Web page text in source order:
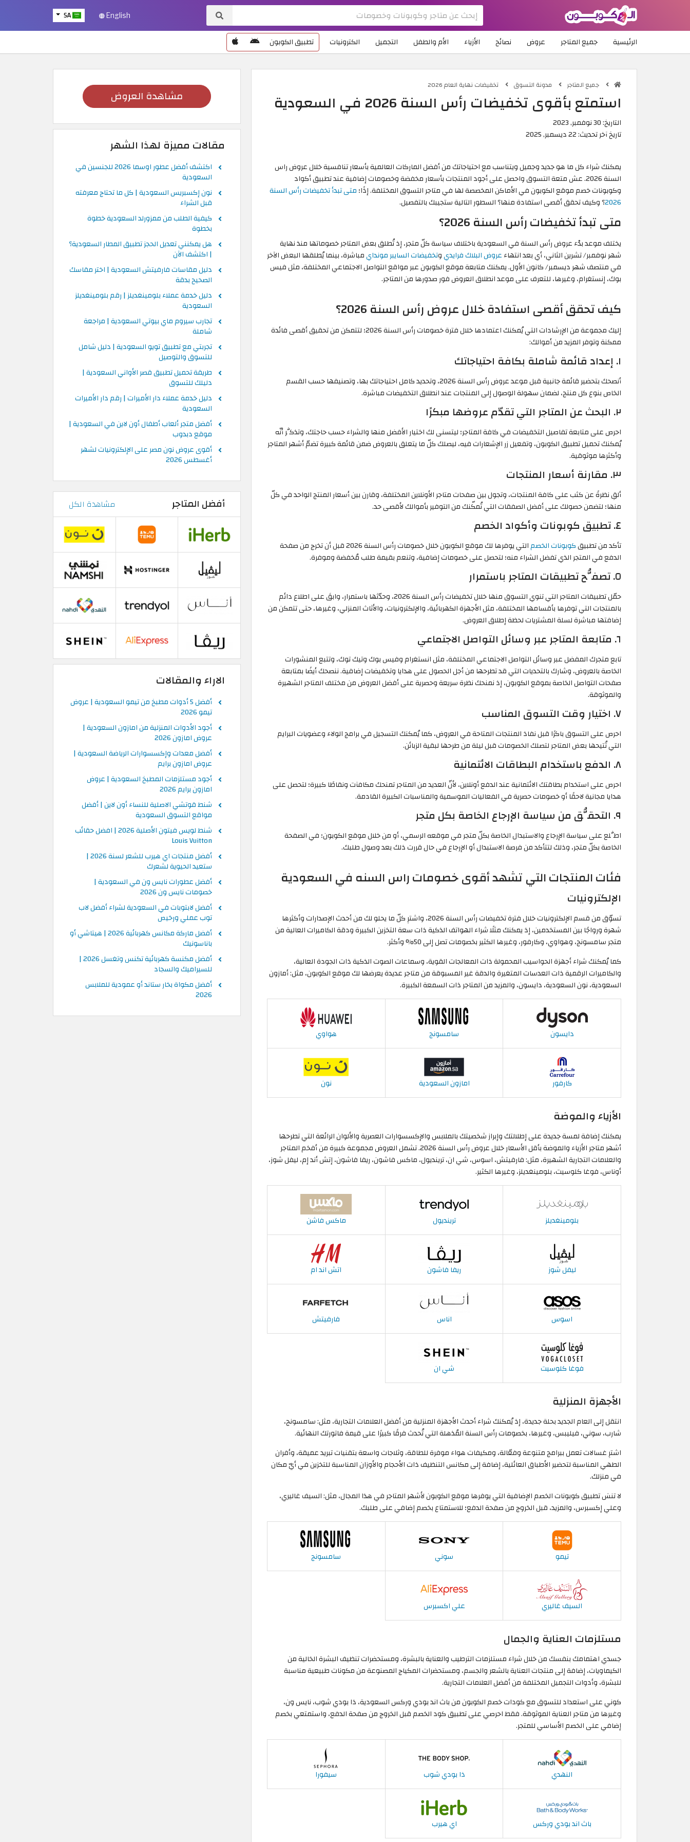
SA English
الرئيسية جميع المتاجر عروض نصائح الأزياء الأم والطفل التجميل الكترونيات تطبيق الكوبون
جميع المتاجر مدونة التسوق تخفيضات نهاية العام 2026
استمتع بأقوى تخفيضات رأس السنة 2026 في السعودية
التاريخ:30 نوفمبر, 2023
تاريخ آخر تحديث:22 ديسمبر, 2025
يمكنك شراء كل ما هو جديد وجميل ويتناسب مع احتياجاتك من أفضل الماركات العالمية بأسعار تنافسية خلال عروض راس
السنة 2026. عش متعة التسوق واحصل على أجود المنتجات بأسعار مخفضة وخصومات إضافية عند تطبيق أكواد
وكوبونات خصم موقع الكوبون في الأماكن المخصصة لها في متاجر التسوق المختلفة. إذًا؛ متى تبدأ تخفيضات رأس السنة
2026؟ وكيف تحقق أقصى استفادة منها؟ السطور التالية ستجيبك بالتفصيل.
متى تبدأ تخفيضات رأس السنة 2026؟
يختلف موعد بدْء عروض رأس السنة في السعودية باختلاف سياسة كلّ متجر، إذ تُطلق بعض المتاجر خصوماتها منذ نهاية
شهر نوفمبر/ تشرين الثاني، أي بعد انتهاء عروض البلاك فرايديوتخفيضات السايبر موندايمباشرة، بينما يُطلقها البعض الآخر
في منتصف شهر ديسمبر/ كانون الأول. يمكنك متابعة موقع الكوبون عبر مواقع التواصل الاجتماعي المختلفة، مثل فيس
بوك، إنستغرام، وغيرها، للتعرف على موعد انطلاق العروض فور صدورها من المتاجر.
كيف تحقق أقصى استفادة خلال عروض رأس السنة 2026؟
إليك مجموعة من الإرشادات التي يُمكنك اعتمادها خلال فترة خصومات رأس السنة 2026؛ لتتمكن من تحقيق أقصى فائدة
ممكنة وتوفر المزيد من أموالك:
١. إعداد قائمة شاملة بكافة احتياجاتك
أنصحك بتحضير قائمة جانبية قبل موعد عروض رأس السنة 2026، وتحديد كامل احتياجاتك بها، وتصنيفها حسب القسم
الخاص بنوع كل منتج، لضمان سهولة الوصول إلى المنتجات عند انطلاق التخفيضات مباشرة.
٢. البحث عن المتاجر التي تقدّم عروضها مبكرًا
احرص على متابعة تفاصيل التخفيضات في كافة المتاجر؛ ليتسنى لك اختيار الأفضل منها والشراء حسب حاجتك، وتذكَّر أنّه
يُمكنك تحميل تطبيق الكوبون، وتفعيل زر الإشعارات فيه، ليصلك كلّ ما يتعلق بالعروض ضمن قائمة كبيرة تضمّ أشهر المتاجر
وأكثرها موثوقية.
٣. مقارنة أسعار المنتجات
ألقِ نظرةً عن كثب على كافة المنتجات، وتجول بين صفحات متاجر الأونلاين المختلفة، وقارن بين أسعار المنتج الواحد في كلّ
منها؛ لتضمن حصولك على أفضل الصفقات التي تُمكّنك من التوفير بأموالك لأقصى حد.
٤. تطبيق كوبونات وأكواد الخصم
تأكد من تطبيقكوبونات الخصم
التي يوفرها لك موقع الكوبون خلال خصومات رأس السنة 2026 قبل أن تخرج من صفحة
الدفع في المتجر الذي تفضل الشراء منه؛ لتحصل على خصومات إضافية، وتنعم بقيمة طلب مُخفضة وموفرة.
٥. تصفُّح تطبيقات المتاجر باستمرار
حمّل تطبيقات المتاجر التي تنوي التسوق منها خلال تخفيضات رأس السنة 2026، وحدّثها باستمرار، وابقَ على اطلاع دائم
بالمنتجات التي توفرها بأقسامها المختلفة، مثل الأجهزة الكهربائية، والإلكترونيات، والأثاث المنزلي، وغيرها، حتى تتمكن من
إضافتها مباشرة لسلة المشتريات لحظة إطلاق العروض.
٦. متابعة المتاجر عبر وسائل التواصل الاجتماعي
تابع متجرك المفضل عبر وسائل التواصل الاجتماعي المختلفة، مثل انستغرام وفيس بوك وتيك توك، وتتبع المنشورات
الخاصة بالعروض، وشارك بالتحديات التي قد تطرحها من أجل الحصول على هدايا وتخفيضات إضافية. ننصحك أيضًا بمتابعة
صفحات التواصل الخاصة بموقع الكوبون، إذ نمنحك نظرة سريعة وحصرية على أفضل العروض من مختلف المتاجر الشهيرة
والموثوقة.
٧. اختيار وقت التسوق المناسب
احرص على التسوق باكرًا قبل نفاذ المنتجات المتاحة في العروض، كما يُمكنك التسجيل في برامج الولاء وعضويات البرايم
التي تُتيحها بعض المتاجر لتصلك الخصومات قبل ليلة من طرحها لبقية الزبائن.
٨. الدفع باستخدام البطاقات الائتمانية
احرص على استخدام بطاقتك الائتمانية عند الدفع أونلاين، لأنّ العديد من المتاجر تمنحك مكافآت ونقاطًا كبيرة؛ لتحصل على
هدايا مجانية لاحقًا أو خصومات حصرية في الفعاليات الموسمية والمناسبات الكبيرة القادمة.
٩. التحقُّق من سياسة الإرجاع الخاصة بكل متجر
اطَّلع على سياسة الإرجاع والاستبدال الخاصة بكلّ متجر في موقعه الرسمي، أو من خلال موقع الكوبون؛ في الصفحة
الخاصة بكلّ متجر، وذلك لتتأكد من فرصة الاستبدال أو الإرجاع في حال قررت ذلك بعد وصول طلبك.
فئات المنتجات التي تشهد أقوى خصومات راس السنه في السعودية
الإلكترونيات
تسوّق من قسم الإلكترونيات خلال فترة تخفيضات رأس السنة 2026، واشترِ كلّ ما يحلو لك من أحدث الإصدارات وأكثرها
شهرة ورواجًا بين المستخدمين، إذ يمكنك مثلًا شراء الهواتف الذكية ذات سعة التخزين الكبيرة ودقة الكاميرات العالية من
متجر سامسونج، وهواوي، وكارفور، وغيرها الكثير بخصومات تصل إلى 50% وأكثر.
كما يُمكنك شراء أجهزة الحواسيب المحمولة ذات المعالجات القوية، وسماعات الصوت الذكية ذات الجودة العالية،
والكاميرات الرقمية ذات العدسات المتغيرة والدقة غير المسبوقة من متاجر عديدة يعرضها لك موقع الكوبون، مثل: أمازون
السعودية، نون السعودية، دايسون، والمزيد من المتاجر ذات السمعة الكبيرة.
دايسون سامسونج هواوي
كارفور امازون السعودية نون
الأزياء والموضة
يمكنك إضافة لمسة جديدة على إطلالتك وإبراز شخصيتك بالملابس والإكسسوارات العصرية والألوان الرائعة التي تطرحها
أشهر متاجر الأزياء والموضة بأقل الأسعار خلال عروض رأس السنة 2026. تشمل العروض مجموعة كبيرة من أفخم المتاجر
والعلامات التجارية الشهيرة، مثل: فارفيتش، اسوس، شي ان، ترينديول، ماكس فاشون، ريفا فاشون، إتش أند إم، ليفل شوز،
أوناس، فوغا كلوسيت، بلومينغديلز، وغيرها الكثير.
بلومينغديلز ترينديول ماكس فاشن
ليفل شوز ريفا فاشون اتش اند ام
اسوس اناس فارفيتش
فوغا كلوسيت شي ان
الأجهزة المنزلية
انتقل إلى العام الجديد بحلة جديدة، إذ يُمكنك شراء أحدث الأجهزة المنزلية من أفضل العلامات التجارية، مثل: سامسونج،
شارب، سوني، فيليبس، وغيرها، بخصومات رأس السنة المُذهلة التي تُحدث فرقًا كبيرًا على قيمة فاتورتك النهائية.
اشترِ غسالات تعمل ببرامج متنوعة وفعّالة، ومكيفات هواء موفرة للطاقة، وثلاجات واسعة بتقنيات تبريد عميقة، وأفران
الطهي المناسبة لتحضير الأطباق العائلية، إضافة إلى مكانس التنظيف ذات الأحجام والأوزان المناسبة للتخزين في أيّ مكان
في منزلك.
لا تنسَ تطبيق كوبونات الخصم الإضافية التي يوفرها موقع الكوبون لأشهر المتاجر في هذا المجال، مثل: السيف غاليري،
وعلي إكسبرس، والمزيد، قبل الخروج من صفحة الدفع؛ للاستمتاع بخصم إضافي على طلبك.
تيمو سوني سامسونج
السيف غاليري علي اكسبرس
مستلزمات العناية والجمال
جسدي اهتمامك بنفسك من خلال شراء مستلزمات الترطيب والعناية بالبشرة، ومستحضرات تنظيف البشرة الخالية من
الكيماويات، إضافة إلى منتجات العناية بالشعر والجسم، ومستحضرات المكياج المصنوعة من مكونات طبيعية مناسبة
للبشرة، وأدوات التجميل المختلفة من أفضل العلامات التجارية.
كوني على استعداد للتسوق مع كودات خصم الكوبون من باث اند بودي وركس السعودية، ذا بودي شوب، نايس ون،
وغيرها من متاجر العناية الموثوقة. فقط احرصي على تطبيق كود الخصم قبل الخروج من صفحة الدفع، واستمتعي بخصم
إضافي على الخصم الأساسي للمتجر.
النهدي ذا بودي شوب سيفورا
باث اند بودي وركس اي هيرب
مشاهدة العروض
مقالات مميزة لهذا الشهر
اكتشف أفضل عطور اوسما 2026 للجنسين في
السعودية
نون إكسبريس السعودية | كل ما تحتاج معرفته
قبل الشراء
كيفية الطلب من ممزورلد السعودية خطوة
بخطوة
هل يمكنني تعديل الحجز تطبيق المطار السعودية؟
| اكتشف الآن
دليل مقاسات فارفيتش السعودية | اختر مقاسك
الصحيح بدقة
دليل خدمة عملاء بلومينغديلز | رقم بلومينغديلز
السعودية
تجارب سيروم ماي بيوتي السعودية | مراجعة
شاملة
تجربتي مع تطبيق تويو السعودية | دليل شامل
للتسوق والتوصيل
طريقة تحميل تطبيق قصر الأواني السعودية |
دليلك للتسوق
دليل خدمة عملاء دار الأميرات | رقم دار الأميرات
السعودية
أفضل متجر ألعاب أطفال أون لاين في السعودية |
موقع دبدوب
أقوى عروض نون مصر على الإلكترونيات لشهر
أغسطس 2026
أفضل المتاجر مشاهدة الكل
الاراء والمقالات
أفضل 5 أدوات مطبخ من تيمو السعودية | عروض
تيمو 2026
أجود الأدوات المنزلية من امازون السعودية |
عروض امازون 2026
أفضل معدات وإكسسوارات الرياضة السعودية |
عروض امازون برايم
أجود مستلزمات المطبخ السعودية | عروض
امازون برايم 2026
شنط قوتشي الاصلية للنساء أون لاين | أفضل
مواقع التسوق السعودية
شنط لويس فيتون الأصلية 2026 | افضل حقائب
Louis Vuitton
أفضل منتجات اي هيرب للشعر لسنة 2026 |
ستعيد الحيوية لشعرك
أفضل عطورات نايس ون في السعودية |
خصومات نايس ون 2026
أفضل لابتوبات في السعودية لشراء أفضل لاب
توب عملي ورخيص
أفضل ماركة مكانس كهربائية 2026 | هيتاشي أو
باناسونيك
أفضل مكنسة كهربائية تكنس وتغسل 2026 |
للسيراميك والسجاد
أفضل مكواة بخار ستاند أو عمودية للملابس
2026